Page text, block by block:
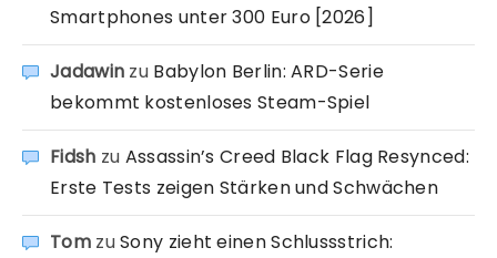
Smartphones unter 300 Euro [2026]
Jadawin zu Babylon Berlin: ARD-Serie
bekommt kostenloses Steam-Spiel
Fidsh zu Assassin’s Creed Black Flag Resynced:
Erste Tests zeigen Stärken und Schwächen
TomzuSony zieht einen Schlussstrich: